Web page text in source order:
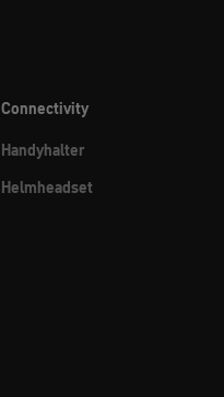
Connectivity
Handyhalter
Helmheadset